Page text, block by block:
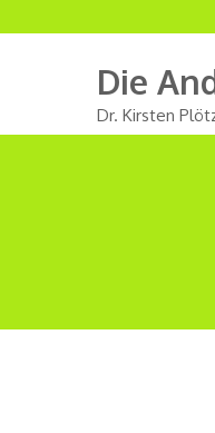
Die
Dr. Kirsten